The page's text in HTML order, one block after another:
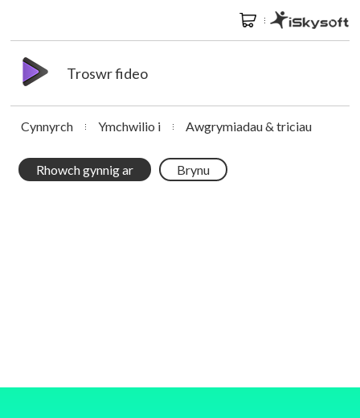
Troswr fideo
Cynnyrch Ymchwilio i Awgrymiadau & triciau
Rhowch gynnig ar Brynu